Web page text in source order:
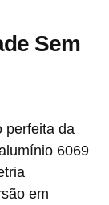
Sem
perfeita da
6069
em